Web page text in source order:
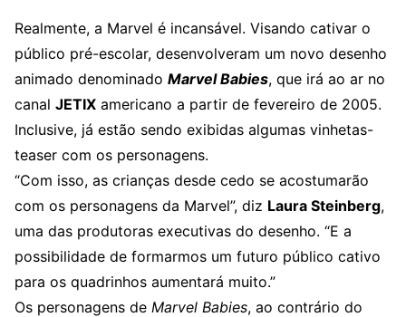
Realmente, a Marvel é incansável. Visando cativar o
público pré-escolar, desenvolveram um novo desenho
animado denominado Marvel Babies, que irá ao ar no
canal JETIX americano a partir de fevereiro de 2005.
Inclusive, já estão sendo exibidas algumas vinhetas-
teaser com os personagens.
“Com isso, as crianças desde cedo se acostumarão
com os personagens da Marvel”, diz Laura Steinberg,
uma das produtoras executivas do desenho. “E a
possibilidade de formarmos um futuro público cativo
para os quadrinhos aumentará muito.”
Os personagens de Marvel Babies, ao contrário do